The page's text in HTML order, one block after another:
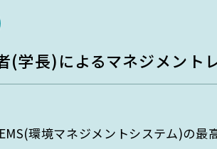
の解決に
行動力を育む
環境とSDGs
(学長)によるマネジメント
環境マネジメントシステム)の